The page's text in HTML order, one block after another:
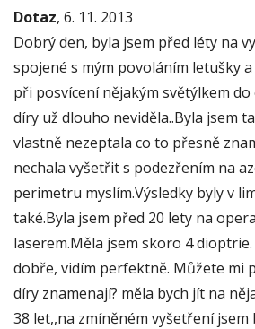
Dotaz, 6. 11. 2013
Dobrý den, byla jsem před léty na
spojené s mým povoláním letušky
při posvícení nějakým světýlkem
díry už dlouho neviděla..Byla jsem
vlastně nezeptala co to přesně
nechala vyšetřit s podezřením na
perimetru myslím.Výsledky byly v
také.Byla jsem před 20 lety na
laserem.Měla jsem skoro 4
dobře, vidím perfektně. Můžete mi
díry znamenají? měla bych jít na
38 let,,na zmíněném vyšetření jsem